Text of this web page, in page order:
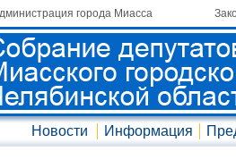
города Миасса
Новости Информация